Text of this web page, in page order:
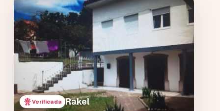
Verificada Rakel